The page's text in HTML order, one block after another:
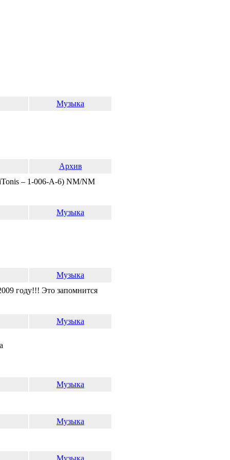
Музыка
Архив
‎– 1-006-A-6) NM/NM
Музыка
Музыка
году!!! Это запомнится
Музыка
Музыка
Музыка
Музыка